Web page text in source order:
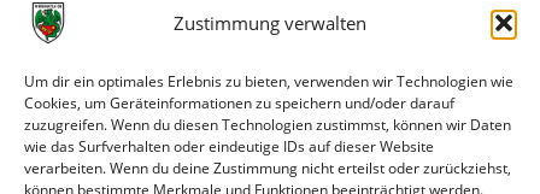
Zustimmung verwalten
Um dir ein optimales Erlebnis zu bieten, verwenden wir Technologien wie
Cookies, um Geräteinformationen zu speichern und/oder darauf
zuzugreifen. Wenn du diesen Technologien zustimmst, können wir Daten
wie das Surfverhalten oder eindeutige IDs auf dieser Website
verarbeiten. Wenn du deine Zustimmung nicht erteilst oder zurückziehst,
können bestimmte Merkmale und Funktionen beeinträchtigt werden.
6
8 9 10
20
21 22 23 24 25
27
28 29 30
31
« Dez.
Feb. »